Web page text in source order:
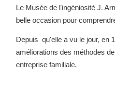
Le Musée de l'ingéniosité J.
belle occasion pour
Depuis qu'elle a vu le jour, en
améliorations des méthodes
entreprise familiale.